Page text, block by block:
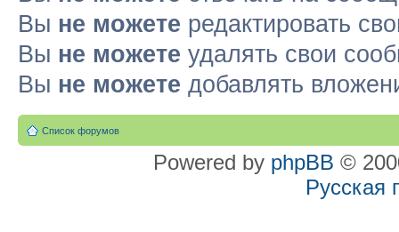
Вы не можете редактировать
Вы не можете удалять свои
Вы не можете добавлять
Список форумов
Powered by phpBB ©
Русская